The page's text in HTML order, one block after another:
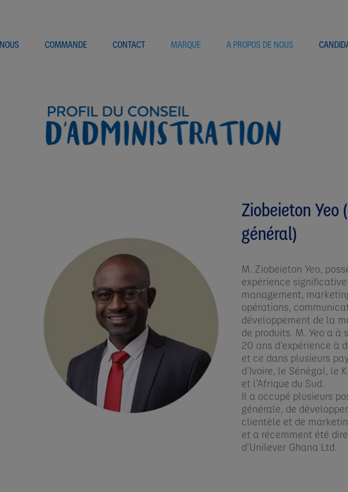
COMMANDE CONTACT MARQUE A PROPOS DE NOUS
Ziobeieton Yeo
général)
M. Ziobeieton Yeo,
expérience significative
management,
opérations,
développement de la
de produits. M. Yeo a à
20 ans d’expérience à
et ce dans plusieurs
d’Ivoire, le Sénégal, le
et l’Afrique du Sud.​
Il a occupé plusieurs
générale, de
clientèle et de
et a récemment été
d’Unilever Ghana Ltd.